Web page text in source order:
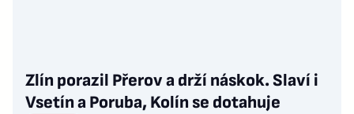
Zlín porazil Přerov a drží náskok. Slaví i
Vsetín a Poruba, Kolín se dotahuje